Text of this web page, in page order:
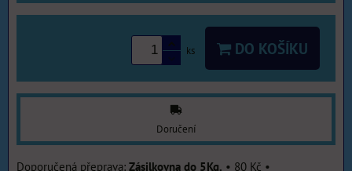
ks DO KOŠÍKU
Doručení
Zásilkovna do 5Kg. • 80 Kč •